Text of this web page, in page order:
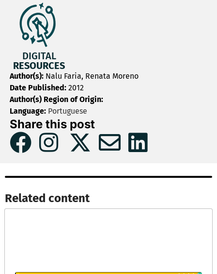
DIGITAL
RESOURCES
Author(s): Nalu Faria, Renata Moreno
Date Published: 2012
Author(s) Region of Origin:
Language: Portuguese
Share this post
Related content​